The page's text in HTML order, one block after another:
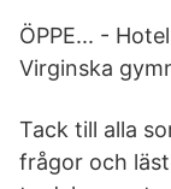
ÖPPE... -
Virginska
Tack till alla
frågor och